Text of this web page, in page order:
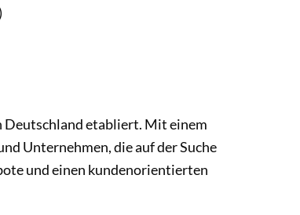
Deutschland etabliert. Mit einem
Unternehmen, die auf der Suche
und einen kundenorientierten